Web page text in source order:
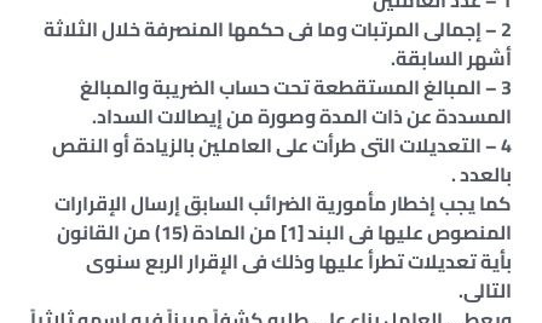
2 – إجمالى المرتبات وما فى حكمها المنصرفة خلال الثلاثة
أشهر السابقة.
3 – المبالغ المستقطعة تحت حساب الضريبة والمبالغ
المسددة عن ذات المدة وصورة من إيصالات السداد.
4 – التعديلات التى طرأت على العاملين بالزيادة أو النقص
بالعدد .
كما يجب إخطار مأمورية الضرائب السابق إرسال الإقرارات
المنصوص عليها فى البند [1] من المادة (15) من القانون
بأية تعديلات تطرأ عليها وذلك فى الإقرار الربع سنوى
التالى.